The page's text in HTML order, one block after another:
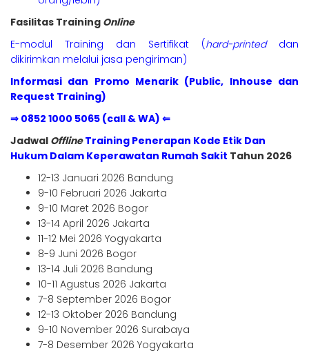
Fasilitas Training Online
E-modul Training dan Sertifikat (hard-printeddan
dikirimkan melalui jasa pengiriman)
Informasi dan Promo Menarik (Public, Inhouse dan
Request Training)
⇒ 0852 1000 5065 (call & WA) ⇐
Jadwal Offline Training Penerapan Kode Etik Dan
Hukum Dalam Keperawatan Rumah Sakit Tahun 2026
12-13 Januari 2026 Bandung
9-10 Februari 2026 Jakarta
9-10 Maret 2026 Bogor
13-14 April 2026 Jakarta
11-12 Mei 2026 Yogyakarta
8-9 Juni 2026 Bogor
13-14 Juli 2026 Bandung
10-11 Agustus 2026 Jakarta
7-8 September 2026 Bogor
12-13 Oktober 2026 Bandung
9-10 November 2026 Surabaya
7-8 Desember 2026 Yogyakarta